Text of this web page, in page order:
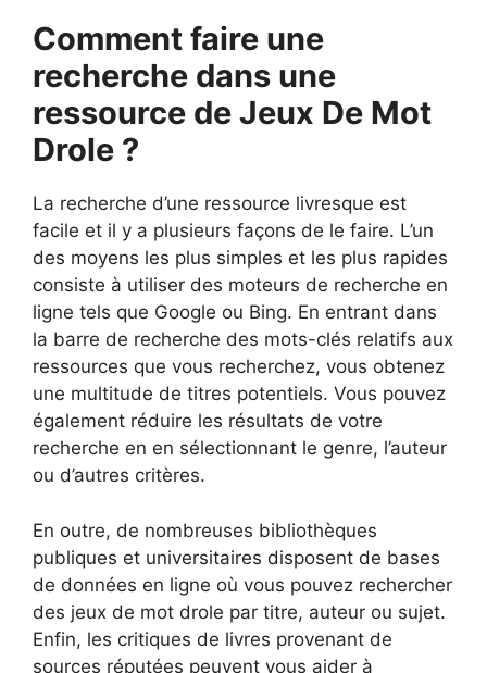
Comment faire une
recherche dans une
ressource de Jeux De Mot
Drole ?
La recherche d’une ressource livresque est
facile et il y a plusieurs façons de le faire. L’un
des moyens les plus simples et les plus rapides
consiste à utiliser des moteurs de recherche en
ligne tels que Google ou Bing. En entrant dans
la barre de recherche des mots-clés relatifs aux
ressources que vous recherchez, vous obtenez
une multitude de titres potentiels. Vous pouvez
également réduire les résultats de votre
recherche en en sélectionnant le genre, l’auteur
ou d’autres critères.
En outre, de nombreuses bibliothèques
publiques et universitaires disposent de bases
de données en ligne où vous pouvez rechercher
des jeux de mot drole par titre, auteur ou sujet.
Enfin, les critiques de livres provenant de
sources réputées peuvent vous aider à